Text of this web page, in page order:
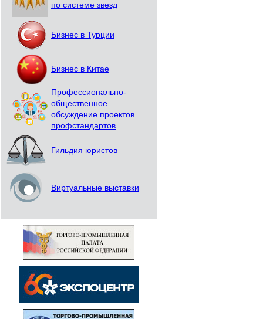
по системе звезд
Бизнес в Турции
Бизнес в Китае
Профессионально-
общественное
обсуждение проектов
профстандартов
Гильдия юристов
Виртуальные выставки